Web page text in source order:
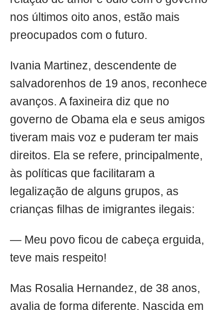
nos últimos oito anos, estão mais
preocupados com o futuro.
Ivania Martinez, descendente de
salvadorenhos de 19 anos, reconhece
avanços. A faxineira diz que no
governo de Obama ela e seus amigos
tiveram mais voz e puderam ter mais
direitos. Ela se refere, principalmente,
às políticas que facilitaram a
legalização de alguns grupos, as
crianças filhas de imigrantes ilegais:
— Meu povo ficou de cabeça erguida,
teve mais respeito!
Mas Rosalia Hernandez, de 38 anos,
avalia de forma diferente. Nascida em